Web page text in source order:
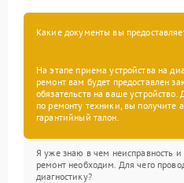
Какие документы вы
На этапе приема устройства на
ремонт вам будет предоставлен
обязательств на ваше
по ремонту техники, вы получите
гарантийный талон.
Я уже знаю в чем неисправность и
ремонт необходим. Для чего
диагностику?